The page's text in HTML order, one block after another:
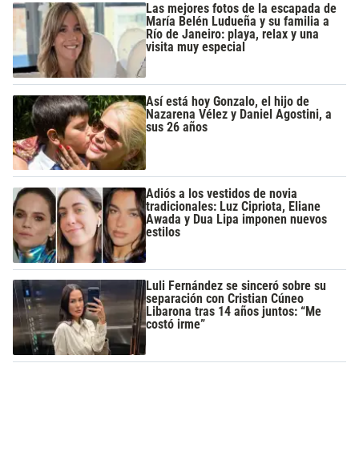
Las mejores fotos de la escapada de
María Belén Ludueña y su familia a
Río de Janeiro: playa, relax y una
visita muy especial
Así está hoy Gonzalo, el hijo de
Nazarena Vélez y Daniel Agostini, a
sus 26 años
Adiós a los vestidos de novia
tradicionales: Luz Cipriota, Eliane
Awada y Dua Lipa imponen nuevos
estilos
Luli Fernández se sinceró sobre su
separación con Cristian Cúneo
Libarona tras 14 años juntos: “Me
costó irme”